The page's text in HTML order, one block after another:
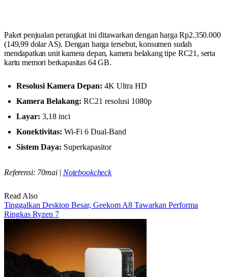
Paket penjualan perangkat ini ditawarkan dengan harga Rp2.350.000
(149,99 dolar AS). Dengan harga tersebut, konsumen sudah
mendapatkan unit kamera depan, kamera belakang tipe RC21, serta
kartu memori berkapasitas 64 GB.
Resolusi Kamera Depan: 4K Ultra HD
Kamera Belakang: RC21 resolusi 1080p
Layar: 3,18 inci
Konektivitas: Wi-Fi 6 Dual-Band
Sistem Daya: Superkapasitor
Referensi: 70mai | Notebookcheck
Read Also
Tinggalkan Desktop Besar, Geekom A8 Tawarkan Performa
Ringkas Ryzen 7